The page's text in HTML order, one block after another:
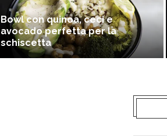
Bowl con quinoa, ceci e
avocado perfetta per la
schiscetta